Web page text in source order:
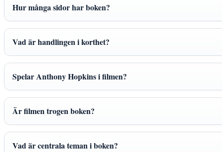
Hur många sidor har boken?
Vad är handlingen i korthet?
Spelar Anthony Hopkins i filmen?
Är filmen trogen boken?
Vad är centrala teman i boken?